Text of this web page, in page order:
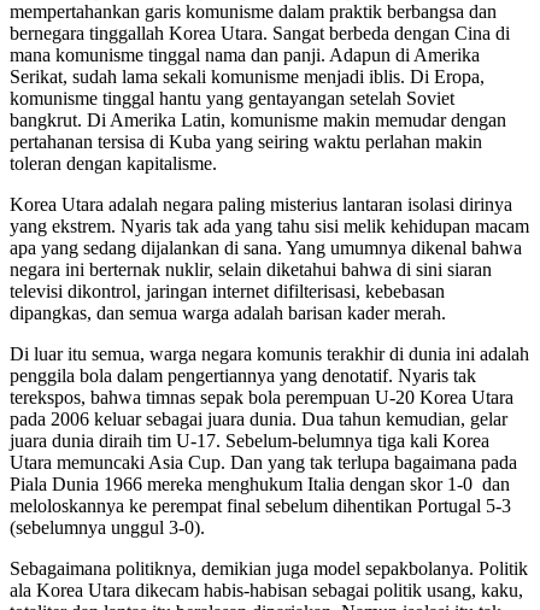
mempertahankan garis komunisme dalam praktik berbangsa dan
bernegara tinggallah Korea Utara. Sangat berbeda dengan Cina di
mana komunisme tinggal nama dan panji. Adapun di Amerika
Serikat, sudah lama sekali komunisme menjadi iblis. Di Eropa,
komunisme tinggal hantu yang gentayangan setelah Soviet
bangkrut. Di Amerika Latin, komunisme makin memudar dengan
pertahanan tersisa di Kuba yang seiring waktu perlahan makin
toleran dengan kapitalisme.
Korea Utara adalah negara paling misterius lantaran isolasi dirinya
yang ekstrem. Nyaris tak ada yang tahu sisi melik kehidupan macam
apa yang sedang dijalankan di sana. Yang umumnya dikenal bahwa
negara ini berternak nuklir, selain diketahui bahwa di sini siaran
televisi dikontrol, jaringan internet difilterisasi, kebebasan
dipangkas, dan semua warga adalah barisan kader merah.
Di luar itu semua, warga negara komunis terakhir di dunia ini adalah
penggila bola dalam pengertiannya yang denotatif. Nyaris tak
terekspos, bahwa timnas sepak bola perempuan U-20 Korea Utara
pada 2006 keluar sebagai juara dunia. Dua tahun kemudian, gelar
juara dunia diraih tim U-17. Sebelum-belumnya tiga kali Korea
Utara memuncaki Asia Cup. Dan yang tak terlupa bagaimana pada
Piala Dunia 1966 mereka menghukum Italia dengan skor 1-0 dan
meloloskannya ke perempat final sebelum dihentikan Portugal 5-3
(sebelumnya unggul 3-0).
Sebagaimana politiknya, demikian juga model sepakbolanya. Politik
ala Korea Utara dikecam habis-habisan sebagai politik usang, kaku,